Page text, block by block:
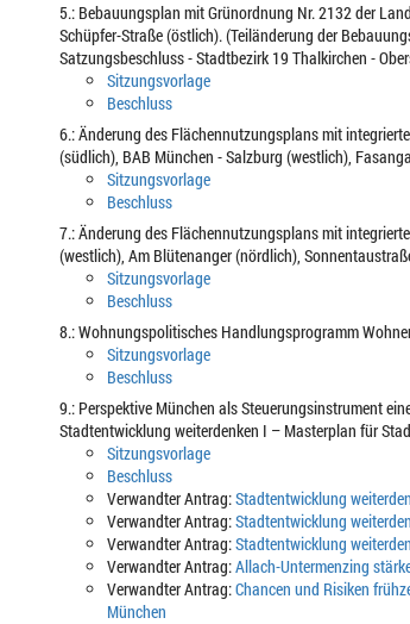
5.: Bebauungsplan mit Grünordnung Nr. 2132 der
Schüpfer-Straße (östlich). (Teiländerung der
Satzungsbeschluss - Stadtbezirk 19 Thalkirchen -
Sitzungsvorlage
Beschluss
6.: Änderung des Flächennutzungsplans mit
(südlich), BAB München - Salzburg (westlich),
Sitzungsvorlage
Beschluss
7.: Änderung des Flächennutzungsplans mit
(westlich), Am Blütenanger (nördlich),
Sitzungsvorlage
Beschluss
8.: Wohnungspolitisches Handlungsprogramm
Sitzungsvorlage
Beschluss
9.: Perspektive München als Steuerungsinstrument
Stadtentwicklung weiterdenken I – Masterplan für
Sitzungsvorlage
Beschluss
Verwandter Antrag:Stadtentwicklung
Verwandter Antrag:Stadtentwicklung
Verwandter Antrag:Stadtentwicklung
Verwandter Antrag:Allach-Untermenzing
Verwandter Antrag:Chancen und Risiken
München